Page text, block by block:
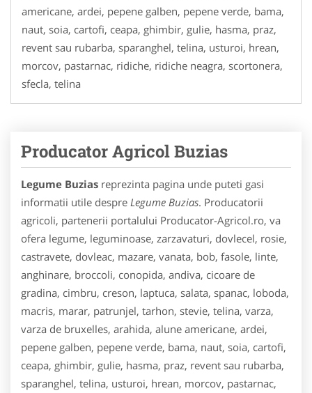
americane, ardei, pepene galben, pepene verde, bama,
naut, soia, cartofi, ceapa, ghimbir, gulie, hasma, praz,
revent sau rubarba, sparanghel, telina, usturoi, hrean,
morcov, pastarnac, ridiche, ridiche neagra, scortonera,
sfecla, telina
Producator Agricol Buzias
Legume Buzias reprezinta pagina unde puteti gasi
informatii utile despre Legume Buzias. Producatorii
agricoli, partenerii portalului Producator-Agricol.ro, va
ofera legume, leguminoase, zarzavaturi, dovlecel, rosie,
castravete, dovleac, mazare, vanata, bob, fasole, linte,
anghinare, broccoli, conopida, andiva, cicoare de
gradina, cimbru, creson, laptuca, salata, spanac, loboda,
macris, marar, patrunjel, tarhon, stevie, telina, varza,
varza de bruxelles, arahida, alune americane, ardei,
pepene galben, pepene verde, bama, naut, soia, cartofi,
ceapa, ghimbir, gulie, hasma, praz, revent sau rubarba,
sparanghel, telina, usturoi, hrean, morcov, pastarnac,